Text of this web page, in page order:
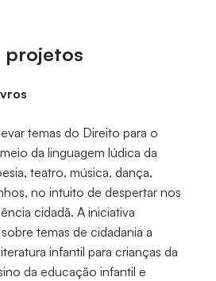
projetos
temas do Direito para o
da linguagem lúdica da
teatro, música, dança,
no intuito de despertar nos
cidadã. A iniciativa
temas de cidadania a
infantil para crianças da
da educação infantil e